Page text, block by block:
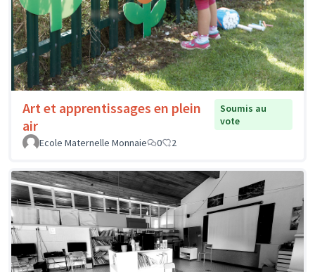
Art et apprentissages en plein
air
Soumis au
vote
Ecole Maternelle Monnaie
0 2